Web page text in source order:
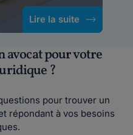
Lire la suite
avocat pour votre
?
pour trouver un
répondant à vos besoins